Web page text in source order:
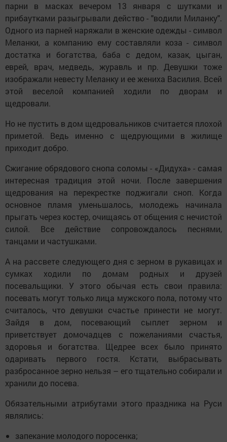
парни в масках вечером 13 января с шутками и
прибаутками разыгрывали действо - "водили Миланку".
Одного из парней наряжали в женские одежды - символ
Меланки, а компанию ему составляли коза - символ
достатка и богатства, баба с дедом, казак, цыган,
еврей, врач, медведь, журавль и пр. Девушки тоже
изображали невесту Меланку и ее жениха Василия. Всей
этой веселой компанией ходили по дворам и
щедровали.
Но не пустить в дом щедровальников считается плохой
приметой. Ведь именно с щедрующими в жилище
приходит добро.
Сжигание обрядового снопа соломы - «Дидуха» - самая
интересная традиция этой ночи. После завершения
щедрования на перекрестке поджигали сноп. Когда
основное пламя уменьшалось, молодежь начинала
прыгать через костер, очищаясь от общения с нечистой
силой. Все действие сопровождалось песнями,
танцами и частушками.
А на рассвете следующего дня с зерном в рукавицах и
сумках ходили по домам родных и друзей
посевальщики. У этого обычая есть свои правила:
посевать могут только лица мужского пола, потому что
считалось, что девушки счастье принести не могут.
Зайдя в дом, посевающий сыплет зерном и
приветствует домочадцев с пожеланиями счастья,
здоровья и богатства. Щедрее всех было принято
одаривать первого гостя. Кстати, выбрасывать
разбросанное зерно нельзя – его тщательно собирали и
хранили до посева.
Обязательными атрибутами этого праздника на Руси
являлись:
запекание молодого поросенка;